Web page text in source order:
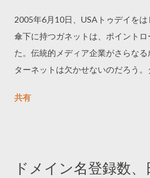
2005年6月10日、USAトゥデイを
傘下に持つガネットは、ポイント
た。伝統的メディア企業がさらな
ターネットは欠かせないのだろう
トドットコムの買収が思い出される
共有
ドメイン名登録数